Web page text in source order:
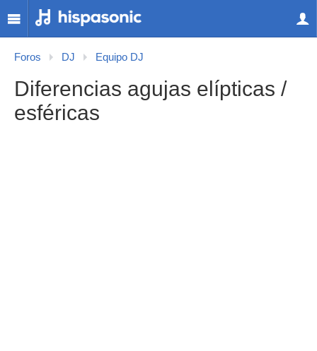
Foros DJ Equipo DJ
Diferencias agujas elípticas /
esféricas